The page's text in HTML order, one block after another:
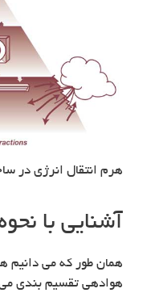
هرم انتقال انرژی در
آشنایی با
همان طور که می دانیم
هوادهی تقسیم بندی